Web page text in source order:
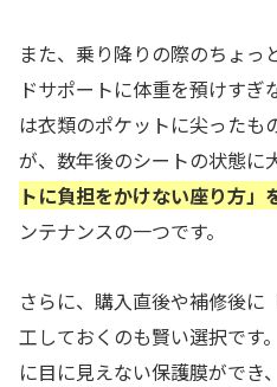
また、乗り降りの際のちょっ
ドサポートに体重を預けす
は衣類のポケットに尖ったも
が、数年後のシートの状態に
トに負担をかけない座り方」
ンテナンスの一つです。
さらに、購入直後や補修後に
工しておくのも賢い選択です
に目に見えない保護膜ができ